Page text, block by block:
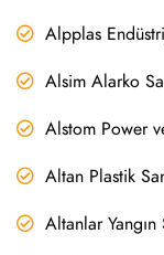
Alpplas
Alsim Alarko
Alstom Power
Altan Plastik
Altanlar